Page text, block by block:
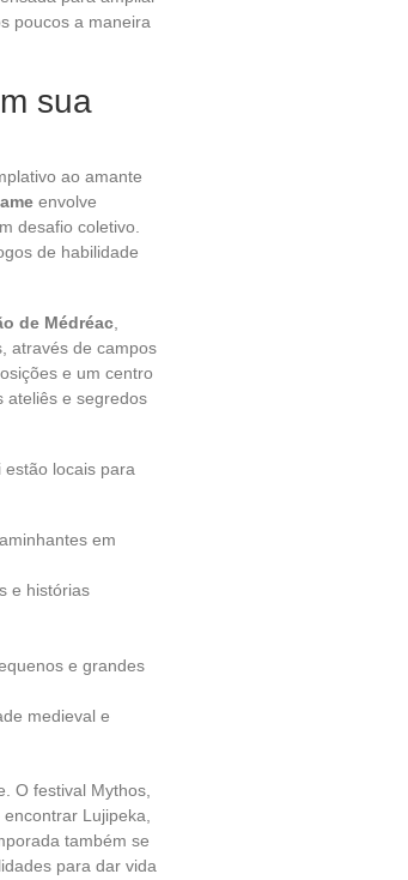
poucos a maneira
sua
ao amante
envolve
desafio coletivo.
de habilidade
de Médréac
através de campos
e um centro
ateliês e segredos
locais para
em
e histórias
e grandes
medieval e
O festival Mythos,
Lujipeka,
também se
para dar vida